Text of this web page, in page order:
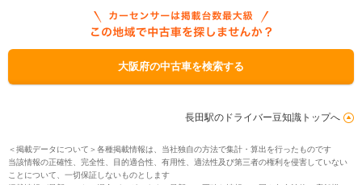
大阪府の中古車を検索する
長田駅のドライバー豆知識トップへ
＜掲載データについて＞各種掲載情報は、当社独自の方法で集計・算出を行ったものです
当該情報の正確性、完全性、目的適合性、有用性、適法性及び第三者の権利を侵害していない
ことについて、一切保証しないものとします